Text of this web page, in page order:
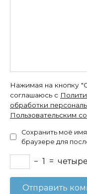
Нажимая на кнопку
соглашаюсь с
обработки
Пользовательским
Сохранить моё
браузере для
− 1 = четыре